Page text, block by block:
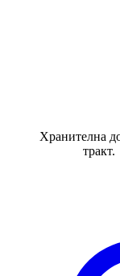
Хранителна